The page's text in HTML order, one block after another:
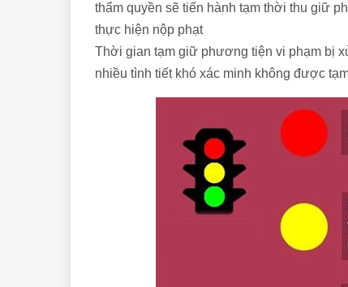
thẩm quyền sẽ tiến hành tạm thời thu giữ
thực hiện nộp phạt
Thời gian tạm giữ phương tiện vi phạm bị
nhiều tình tiết khó xác minh không được